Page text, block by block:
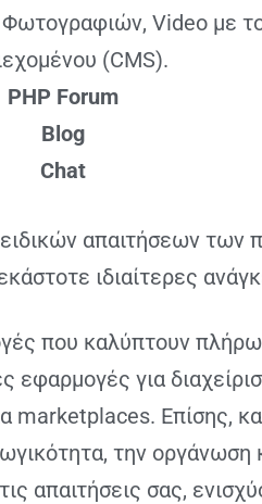
Φωτογραφιών, Video με
(CMS).
PHP Forum
Blog
Chat
απαιτήσεων
ιδιαίτερες
που καλύπτουν
εφαρμογές για
marketplaces. Επίσης,
την οργάνωση
απαιτήσεις σας,